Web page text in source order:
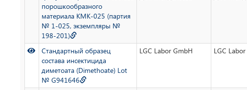
порошкообразного
материала КМК-025 (партия
№ 1-025, экземпляры №
198-201)
Стандартный образец
состава инсектицида
диметоата (Dimethoate) Lot
№ G941646
LGC Labor GmbH LGC